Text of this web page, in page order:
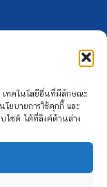
เทคโนโลยีอื่นที่มีลักษณะ
โยบายการใช้คุกกี้ และ
ไซต์ ได้ที่ลิงค์ด้านล่าง